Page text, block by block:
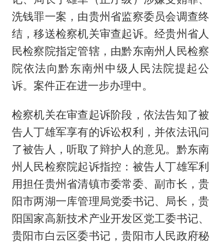
洗钱罪一案，由贵州省监察委员会调查终
结，移送检察机关审查起诉。经贵州省人
民检察院指定管辖，由黔东南州人民检察
院依法向黔东南州中级人民法院提起公
诉。案件正在进一步办理中。
检察机关在审查起诉阶段，依法告知了被
告人丁雄军享有的诉讼权利，并依法讯问
了被告人，听取了辩护人的意见。黔东南
州人民检察院起诉指控：被告人丁雄军利
用担任贵州省清镇市委常委、副市长，贵
阳市两湖一库管理局党委书记、局长，贵
阳国家高新技术产业开发区党工委书记、
贵阳市白云区委书记，贵阳市人民政府秘